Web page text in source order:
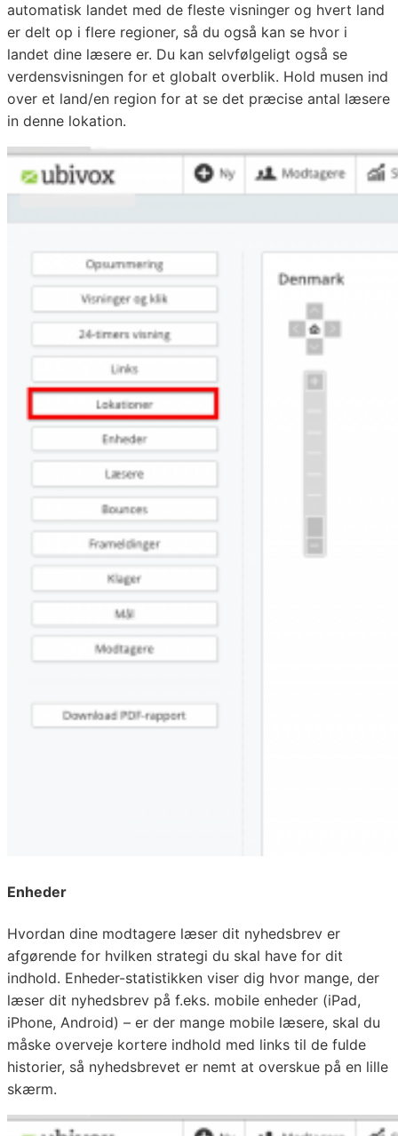
automatisk landet med de fleste visninger og hvert land
er delt op i flere regioner, så du også kan se hvor i
landet dine læsere er. Du kan selvfølgeligt også se
verdensvisningen for et globalt overblik. Hold musen ind
over et land/en region for at se det præcise antal læsere
in denne lokation.
Enheder
Hvordan dine modtagere læser dit nyhedsbrev er
afgørende for hvilken strategi du skal have for dit
indhold. Enheder-statistikken viser dig hvor mange, der
læser dit nyhedsbrev på f.eks. mobile enheder (iPad,
iPhone, Android) – er der mange mobile læsere, skal du
måske overveje kortere indhold med links til de fulde
historier, så nyhedsbrevet er nemt at overskue på en lille
skærm.